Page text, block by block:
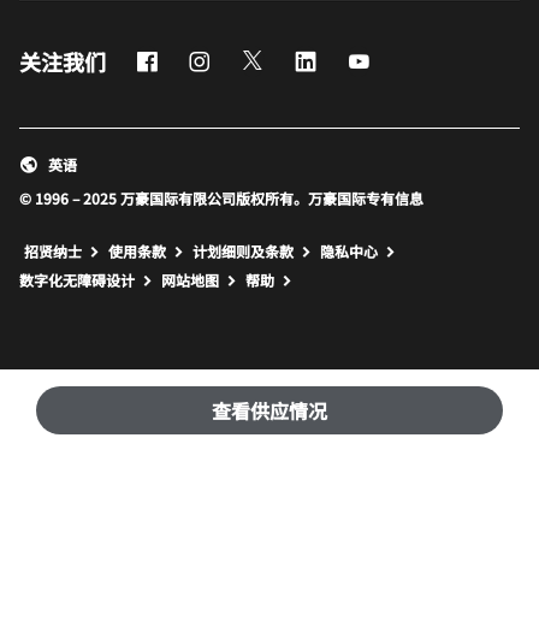
查看供应情况
关注我们 FacebookInstagram
Twitter LinkedIn
© 1996 – 2025 万豪国际有限公司版权所有。万豪国际专有信息
英语
招贤纳士 使用条款 计划细则及条款
隐私中心
数字化无障碍设计
网站地图 打开新窗口
帮助